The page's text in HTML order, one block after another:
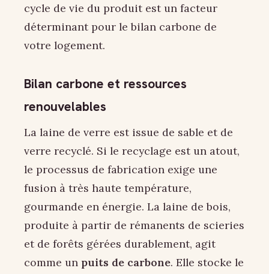
cycle de vie du produit est un facteur
déterminant pour le bilan carbone de
votre logement.
Bilan carbone et ressources
renouvelables
La laine de verre est issue de sable et de
verre recyclé. Si le recyclage est un atout,
le processus de fabrication exige une
fusion à très haute température,
gourmande en énergie. La laine de bois,
produite à partir de rémanents de scieries
et de forêts gérées durablement, agit
comme un puits de carbone. Elle stocke le